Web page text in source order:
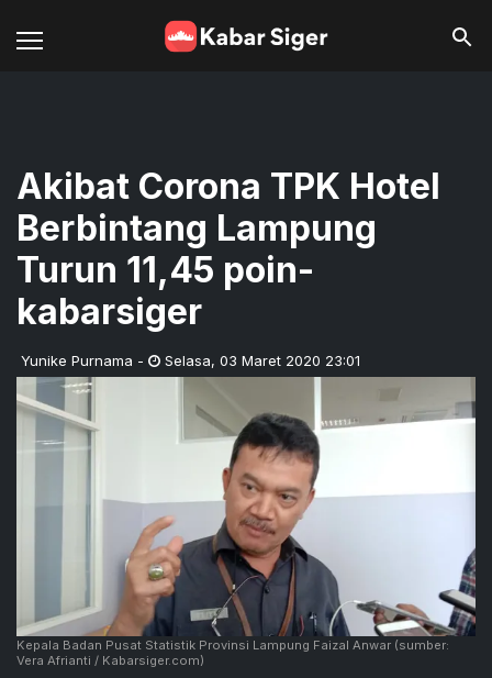
Akibat Corona TPK Hotel
Berbintang Lampung
Turun 11,45 poin-
kabarsiger
Yunike Purnama - Selasa, 03 Maret 2020 23:01
Kepala Badan Pusat Statistik Provinsi Lampung Faizal Anwar (sumber:
Vera Afrianti / Kabarsiger.com)